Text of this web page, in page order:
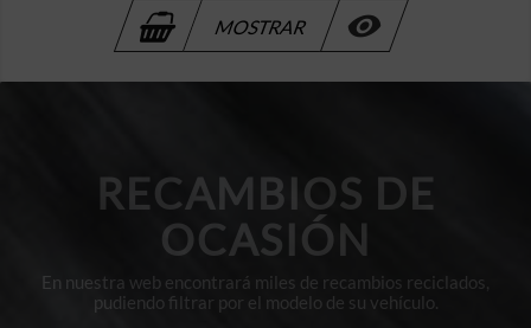
MOSTRAR 
RECAMBIOS DE
OCASIÓN
En nuestra web encontrará miles de recambios reciclados,
pudiendo filtrar por el modelo de su vehículo.